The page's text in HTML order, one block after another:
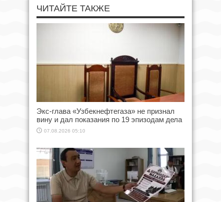
ЧИТАЙТЕ ТАКЖЕ
Экс-глава «Узбекнефтегаза» не признал
вину и дал показания по 19 эпизодам дела
07.08.2026 05:10